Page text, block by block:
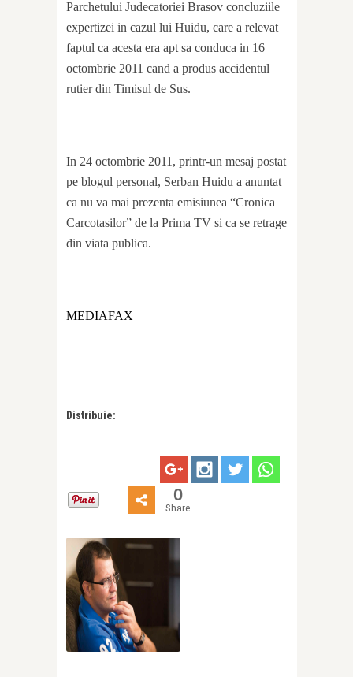
Parchetului Judecatoriei Brasov concluziile
expertizei in cazul lui Huidu, care a relevat
faptul ca acesta era apt sa conduca in 16
octombrie 2011 cand a produs accidentul
rutier din Timisul de Sus.
In 24 octombrie 2011, printr-un mesaj postat
pe blogul personal, Serban Huidu a anuntat
ca nu va mai prezenta emisiunea “Cronica
Carcotasilor” de la Prima TV si ca se retrage
din viata publica.
MEDIAFAX
Distribuie:
0
Share